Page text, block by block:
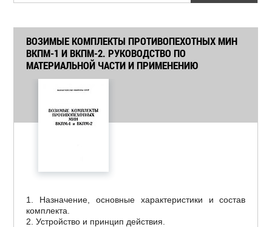
ВОЗИМЫЕ КОМПЛЕКТЫ ПРОТИВОПЕХОТНЫХ МИН
ВКПМ-1 И ВКПМ-2. РУКОВОДСТВО ПО
МАТЕРИАЛЬНОЙ ЧАСТИ И ПРИМЕНЕНИЮ
1. Назначение, основные характеристики и состав
комплекта.
2. Устройство и принцип действия.